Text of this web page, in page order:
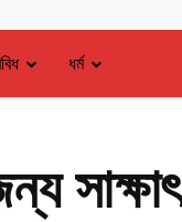
ধর্ম
সাক্ষাৎ